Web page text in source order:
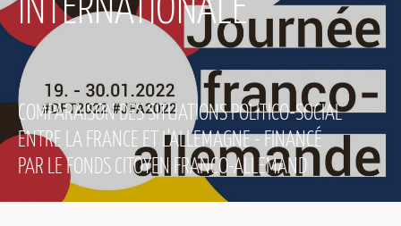
INTERNATIONALE
COMPARAISON DES SITUATIONS POLITICO-SOCIAL
ENTRE LA FRANCE ET L'ALLEMAGNE - FINANCÉ
PAR LE FONDS CITOYEN FRANCO-ALLEMAND